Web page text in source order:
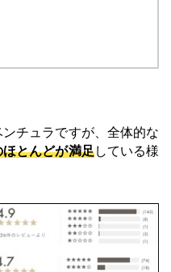
チュラですが、全体的な
ほとんどが満足している様